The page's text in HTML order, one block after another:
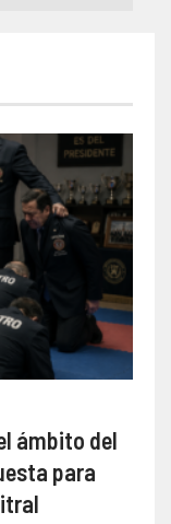
ámbito del
para